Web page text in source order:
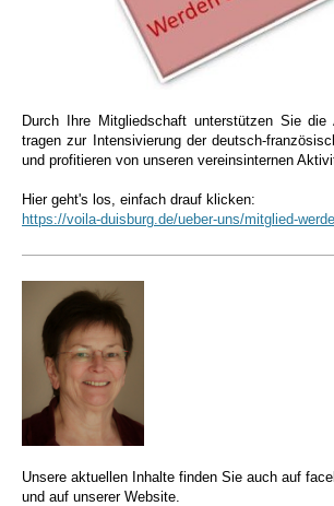
Durch Ihre Mitgliedschaft unterstützen Sie
tragen zur Intensivierung der deutsch-
und profitieren von unseren vereinsinternen
Hier geht's los, einfach drauf klicken:
https://voila-duisburg.de/ueber-uns/mitglied-
Unsere aktuellen Inhalte finden Sie auch auf
und auf unserer Website.